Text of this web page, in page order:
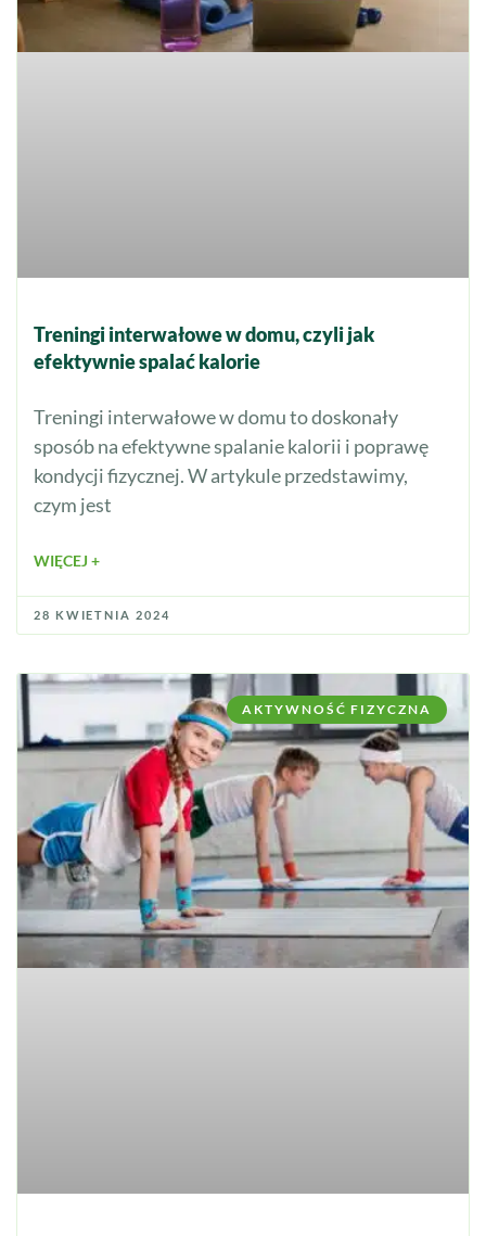
Treningi interwałowe w domu, czyli jak
efektywnie spalać kalorie
Treningi interwałowe w domu to doskonały
sposób na efektywne spalanie kalorii i poprawę
kondycji fizycznej. W artykule przedstawimy,
czym jest
WIĘCEJ +
28 KWIETNIA 2024
AKTYWNOŚĆ FIZYCZNA